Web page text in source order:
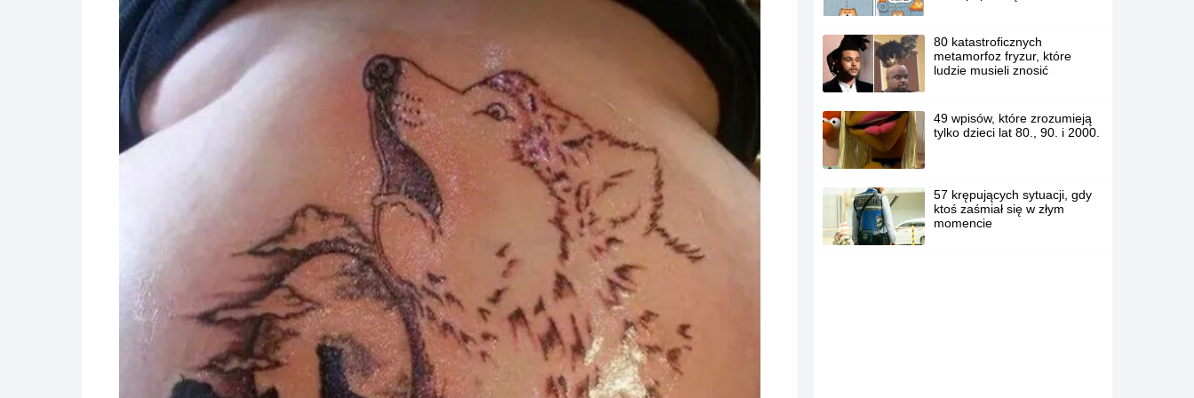
80 katastroficznych
metamorfoz fryzur, które
ludzie musieli znosić
49 wpisów, które zrozumieją
tylko dzieci lat 80., 90. i 2000.
57 krępujących sytuacji, gdy
ktoś zaśmiał się w złym
momencie